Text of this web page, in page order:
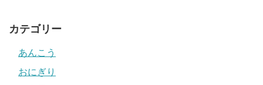
カテゴリー
あんこう
おにぎり